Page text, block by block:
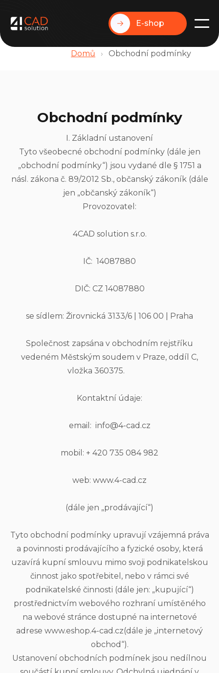
E-shop
Domů › Obchodní podmínky
Obchodní podmínky
I. Základní ustanovení
Tyto všeobecné obchodní podmínky (dále jen
„obchodní podmínky“) jsou vydané dle § 1751 a
násl. zákona č. 89/2012 Sb., občanský zákoník (dále
jen „občanský zákoník“)
Provozovatel:
4CAD solution s.r.o.
IČ: 14087880
DIČ: CZ 14087880
se sídlem: Žirovnická 3133/6 | 106 00 | Praha
Společnost zapsána v obchodním rejstříku
vedeném Městským soudem v Praze, oddíl C,
vložka 360375.
Kontaktní údaje:
email: info@4-cad.cz
mobil: + 420 735 084 982
web: www.4-cad.cz
(dále jen „prodávající“)
Tyto obchodní podmínky upravují vzájemná práva
a povinnosti prodávajícího a fyzické osoby, která
uzavírá kupní smlouvu mimo svoji podnikatelskou
činnost jako spotřebitel, nebo v rámci své
podnikatelské činnosti (dále jen: „kupující“)
prostřednictvím webového rozhraní umístěného
na webové stránce dostupné na internetové
adrese www.eshop.4-cad.cz(dále je „internetový
obchod“).
Ustanovení obchodních podmínek jsou nedílnou